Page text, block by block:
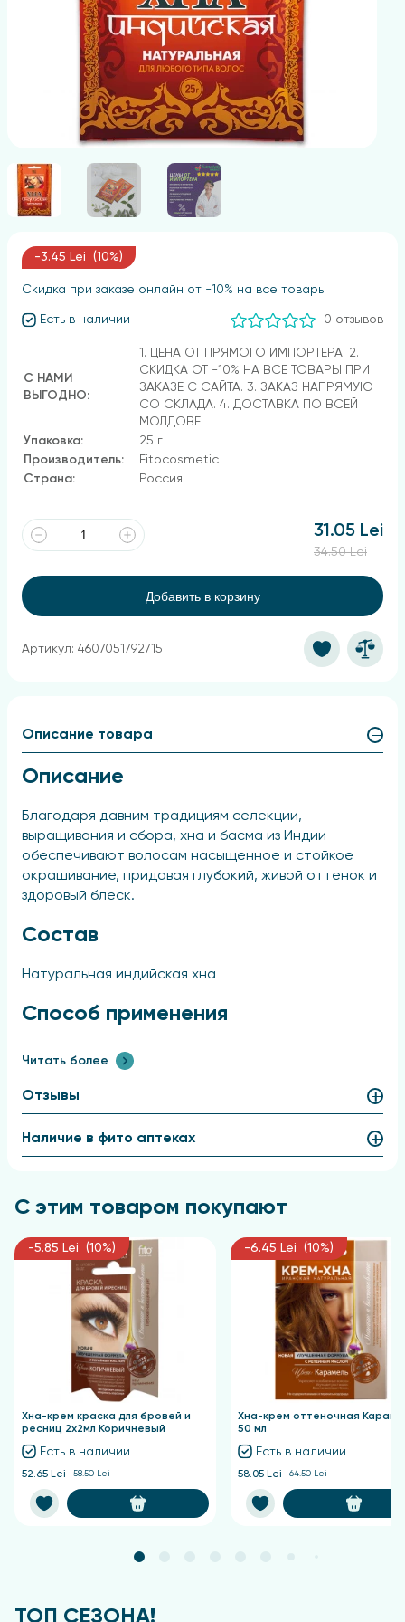
-3.45 Lei (10%)
Скидка при заказе онлайн от -10% на все товары
Есть в наличии 0 отзывов
С НАМИ
ВЫГОДНО:
1. ЦЕНА ОТ ПРЯМОГО ИМПОРТЕРА. 2.
СКИДКА ОТ -10% НА ВСЕ ТОВАРЫ ПРИ
ЗАКАЗЕ С САЙТА. 3. ЗАКАЗ НАПРЯМУЮ
СО СКЛАДА. 4. ДОСТАВКА ПО ВСЕЙ
МОЛДОВЕ
Упаковка:
25 г
Производитель:
Fitocosmetic
Страна:
Россия
31.05 Lei
34.50 Lei
Добавить в корзину
Артикул: 4607051792715
Описание товара
Описание
Благодаря давним традициям селекции,
выращивания и сбора, хна и басма из Индии
обеспечивают волосам насыщенное и стойкое
окрашивание, придавая глубокий, живой оттенок и
здоровый блеск.
Состав
Натуральная индийская хна
Способ применения
Использовать в соответствии с инструкцией.
Особые указания
Меры предосторожности: Только для наружного
Противопоказания: Не выявлены.
Условия хранения: Хранить при температуре от
0°C до +25°C в месте, недоступном для детей.
Читать более
Отзывы
Наличие в фито аптеках
С этим товаром покупают
-5.85 Lei (10%)
Хна-крем краска для бровей и
ресниц 2х2мл Коричневый
Есть в наличии
52.65 Lei 58.50 Lei
-6.45 Lei (10%)
Хна-крем оттеночная
50 мл
Есть в наличии
58.05 Lei 64.50 Lei
ТОП СЕЗОНА!